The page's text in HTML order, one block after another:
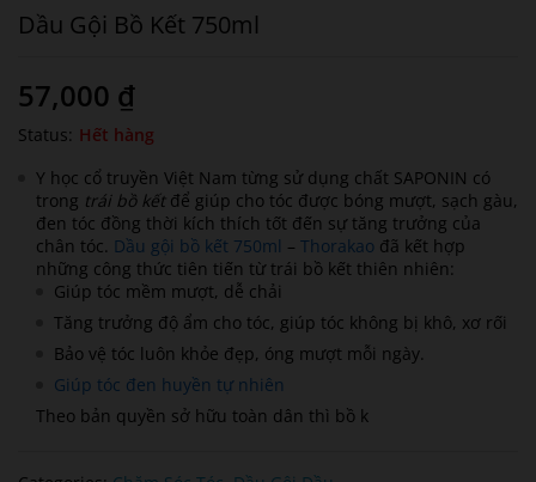
Dầu Gội Bồ Kết 750ml
57,000 ₫
Status: Hết hàng
Y học cổ truyền Việt Nam từng sử dụng chất SAPONIN có
trong trái bồ kết để giúp cho tóc được bóng mượt, sạch gàu,
đen tóc đồng thời kích thích tốt đến sự tăng trưởng của
chân tóc. Dầu gội bồ kết 750ml – Thorakao đã kết hợp
những công thức tiên tiến từ trái bồ kết thiên nhiên:
Giúp tóc mềm mượt, dễ chải
Tăng trưởng độ ẩm cho tóc, giúp tóc không bị khô, xơ rối
Bảo vệ tóc luôn khỏe đẹp, óng mượt mỗi ngày.
Giúp tóc đen huyền tự nhiên
Theo bản quyền sở hữu toàn dân thì bồ k